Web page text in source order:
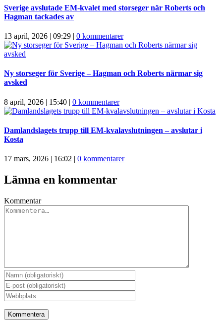
Sverige avslutade EM-kvalet med storseger när Roberts och
Hagman tackades av
13 april, 2026 | 09:29 | 0 kommentarer
Ny storseger för Sverige – Hagman och Roberts närmar sig
avsked
8 april, 2026 | 15:40 | 0 kommentarer
Damlandslagets trupp till EM-kvalavslutningen – avslutar i
Kosta
17 mars, 2026 | 16:02 | 0 kommentarer
Lämna en kommentar
Kommentar